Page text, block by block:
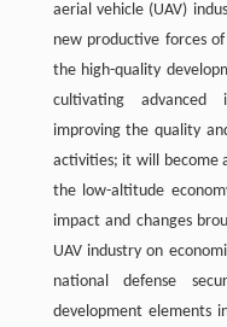
aerial vehicle (UAV)
new productive forces
the high-quality
cultivating advanced
improving the quality
activities; it will become
the low-altitude
impact and changes
UAV industry on
national defense
development elements